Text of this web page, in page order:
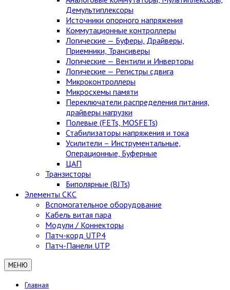
Демультиплексоры
Источники опорного напряжения
Коммутационные контроллеры
Логические — Буферы, Драйверы,
Приемники, Трансиверы
Логические — Вентили и Инверторы
Логические — Регистры сдвига
Микроконтроллеры
Микросхемы памяти
Переключатели распределения питания,
драйверы нагрузки
Полевые (FETs, MOSFETs)
Стабилизаторы напряжения и тока
Усилители – Инструментальные,
Операционные, Буферные
ЦАП
Транзисторы
Биполярные (BJTs)
Элементы СКС
Вспомогательное оборудование
Кабель витая пара
Модули / Коннекторы
Патч-корд UTP4
Патч-Панели UTP
МЕНЮ
Главная